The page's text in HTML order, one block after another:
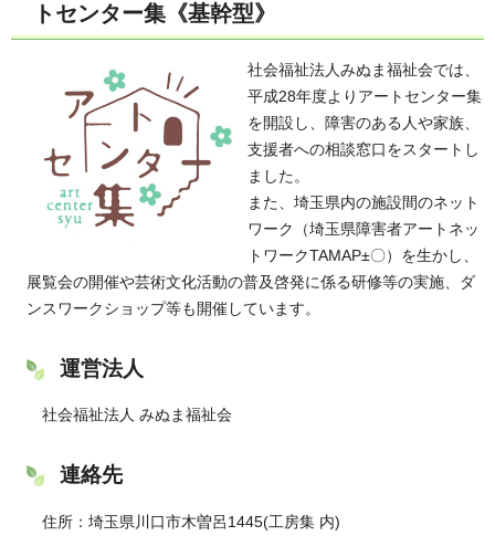
トセンター集 《基幹型》
社会福祉法人みぬま福祉会では、
平成28年度よりアートセンター集
を開設し、障害のある人や家族、
支援者への相談窓口をスタートし
ました。
また、埼玉県内の施設間のネット
ワーク（埼玉県障害者アートネッ
トワークTAMAP±〇）を生かし、
展覧会の開催や芸術文化活動の普及啓発に係る研修等の実施、ダ
ンスワークショップ等も開催しています。
運営法人
社会福祉法人 みぬま福祉会
連絡先
住所：埼玉県川口市木曽呂1445(工房集 内)